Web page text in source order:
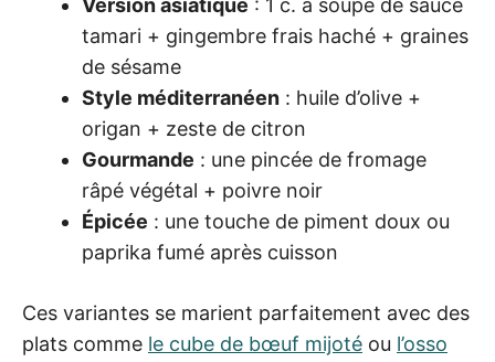
Version asiatique : 1 c. à soupe de sauce
tamari + gingembre frais haché + graines
de sésame
Style méditerranéen : huile d’olive +
origan + zeste de citron
Gourmande : une pincée de fromage
râpé végétal + poivre noir
Épicée : une touche de piment doux ou
paprika fumé après cuisson
Ces variantes se marient parfaitement avec des
plats comme le cube de bœuf mijoté ou l’osso